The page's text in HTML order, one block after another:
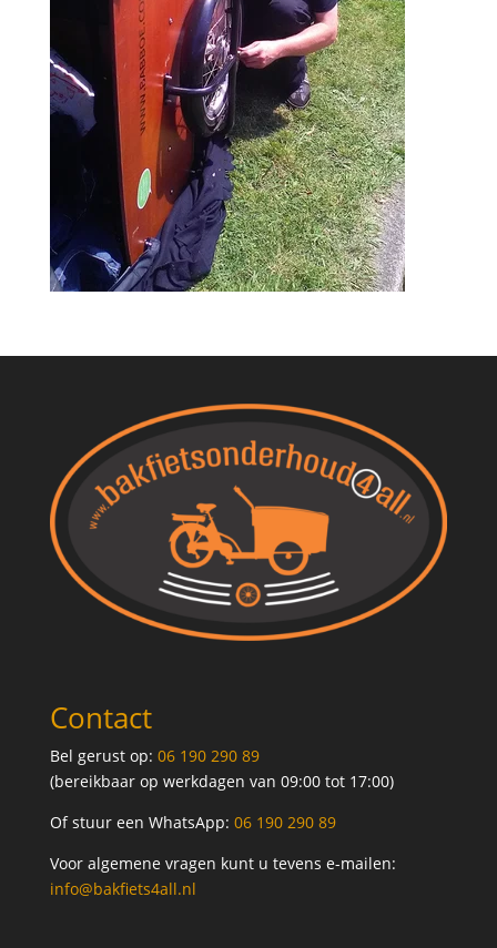
Contact
Bel gerust op: 06 190 290 89
(bereikbaar op werkdagen van 09:00 tot 17:00)
Of stuur een WhatsApp: 06 190 290 89
Voor algemene vragen kunt u tevens e-mailen:
info@bakfiets4all.nl